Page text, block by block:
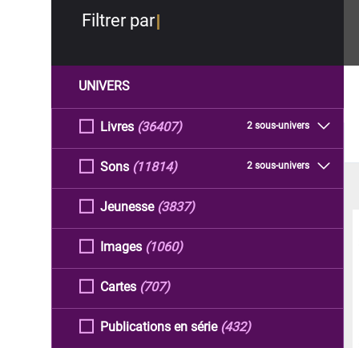
Filtrer par
UNIVERS
Livres 2 sous-univers
(36407)
Sons 2 sous-univers
(11814)
Jeunesse (3837)
Images (1060)
Cartes (707)
Publications en série (432)